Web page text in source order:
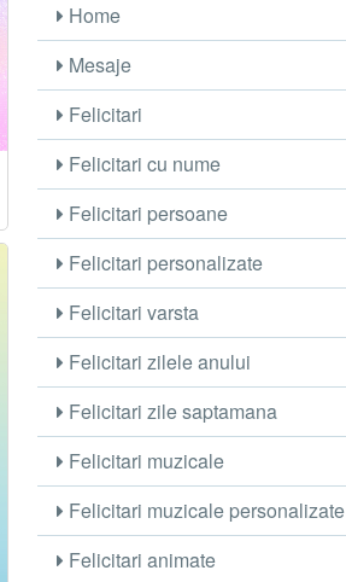
Home
Mesaje
Felicitari
Felicitari cu nume
Felicitari persoane
Felicitari personalizate
Felicitari varsta
Felicitari zilele anului
Felicitari zile saptamana
Felicitari muzicale
Felicitari muzicale personalizate
Felicitari animate